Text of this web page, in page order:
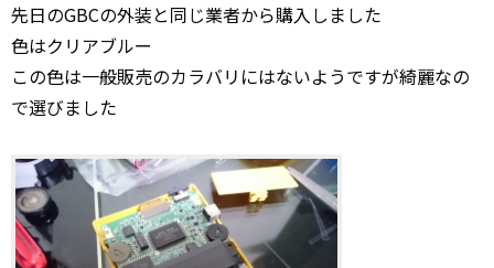
先日のGBCの外装と同じ業者から購入しました
色はクリアブルー
この色は一般販売のカラバリにはないようですが綺麗なの
で選びました